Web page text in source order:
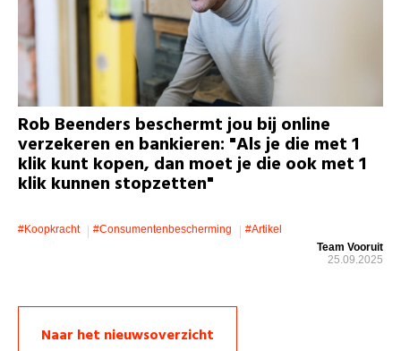
Rob Beenders beschermt jou bij online
verzekeren en bankieren: "Als je die met 1
klik kunt kopen, dan moet je die ook met 1
klik kunnen stopzetten"
#koopkracht #consumentenbescherming
#artikel
Team Vooruit
25.09.2025
Naar het nieuwsoverzicht